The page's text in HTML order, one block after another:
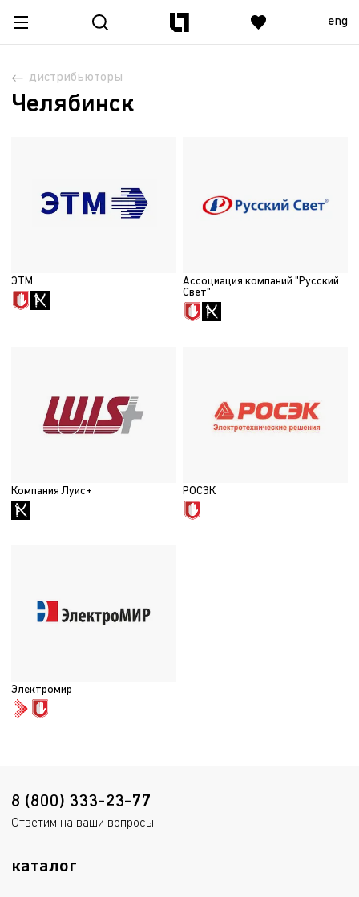
eng
дистрибьюторы
Челябинск
ЭТМ
Ассоциация компаний "Русский
Свет"
Компания Луис+ РОСЭК
Электромир
8 (800) 333-23-77
Ответим на ваши вопросы
каталог